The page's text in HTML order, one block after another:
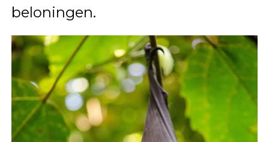
beloningen.